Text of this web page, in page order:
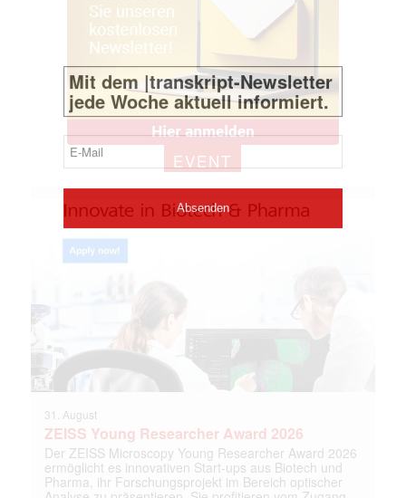
EVENT
31. August
ZEISS Young Researcher Award 2026
Der ZEISS Microscopy Young Researcher Award 2026
ermöglicht es innovativen Start-ups aus Biotech und
Pharma, ihr Forschungsprojekt im Bereich optischer